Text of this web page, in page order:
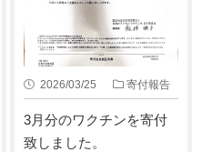
2026/03/25 寄付報告
3月分のワクチンを寄付
致しました。